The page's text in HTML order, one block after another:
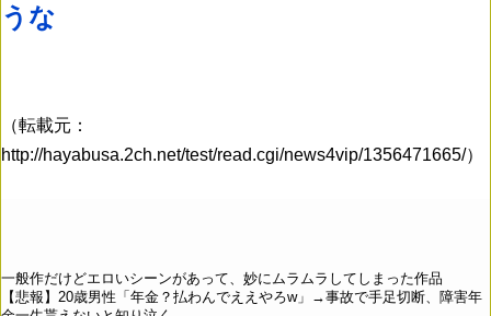
うな
（転載元：
http://hayabusa.2ch.net/test/read.cgi/news4vip/1356471665/）
一般作だけどエロいシーンがあって、妙にムラムラしてしまった作品
【悲報】20歳男性「年金？払わんでええやろw」→事故で手足切断、障害年